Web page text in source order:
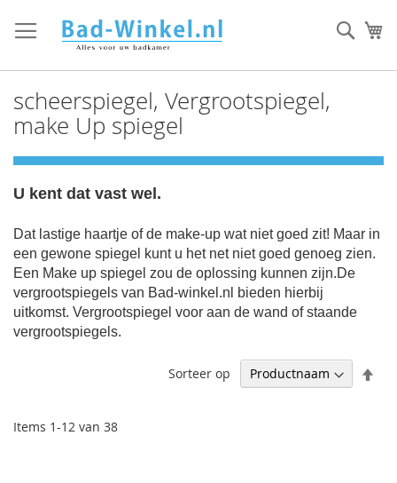
direct
door
inhoud
scheerspiegel, Vergrootspiegel,
make Up spiegel
U kent dat vast wel.
Dat lastige haartje of de make-up wat niet goed zit! Maar in
een gewone spiegel kunt u het net niet goed genoeg zien.
Een Make up spiegel zou de oplossing kunnen zijn.De
vergrootspiegels van Bad-winkel.nl bieden hierbij
uitkomst. Vergrootspiegel voor aan de wand of staande
vergrootspiegels.
Items 1-12 van 38
Sorteer op